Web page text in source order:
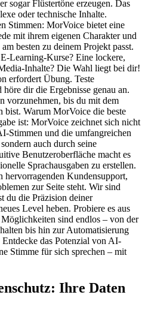
sogar Flüstertöne erzeugen. Das
oder technische Inhalte.
Stimmen: MorVoice bietet eine
mit ihrem eigenen Charakter und
besten zu deinem Projekt passt.
Learning-Kurse? Eine lockere,
Inhalte? Die Wahl liegt bei dir!
erfordert Übung. Teste
dir die Ergebnisse genau an.
vorzunehmen, bis du mit dem
Warum MorVoice die beste
ist: MorVoice zeichnet sich nicht
Stimmen und die umfangreichen
auch durch seine
Benutzeroberfläche macht es
Sprachausgaben zu erstellen.
hervorragenden Kundensupport,
zur Seite steht. Wir sind
du die Präzision deiner
Level heben. Probiere es aus
sind endlos – von der
bis hin zur Automatisierung
das Potenzial von AI-
Stimme für sich sprechen – mit
Ihre Daten